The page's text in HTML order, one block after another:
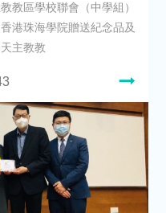
教區學校聯會（中學組）
港珠海學院贈送紀念品及
主教教